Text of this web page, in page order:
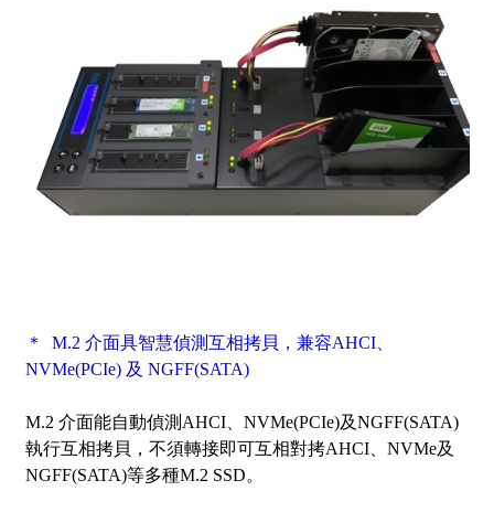
＊ M.2 介面具智慧偵測互相拷貝，兼容AHCI、
NVMe(PCIe) 及 NGFF(SATA)
M.2 介面能自動偵測AHCI、NVMe(PCIe)及NGFF(SATA)
執行互相拷貝，不須轉接即可互相對拷AHCI、NVMe及
NGFF(SATA)等多種M.2 SSD。